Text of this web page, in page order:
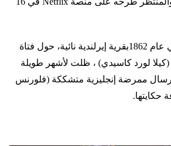
وتدور أحداث الفيلم في عام 1862بقرية إيرلندية نائية، حول فتاة
العمر 11 عامًا (كيلا لورد كاسيدي) ، ظلت لأشهر طويلة
ممرضة إنجليزية متشككة (فلورنس
حكايتها.